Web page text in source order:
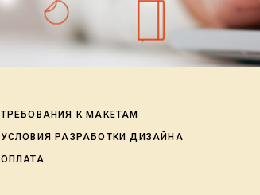
ТРЕБОВАНИЯ К МАКЕТАМ
УСЛОВИЯ РАЗРАБОТКИ ДИЗАЙНА
ОПЛАТА